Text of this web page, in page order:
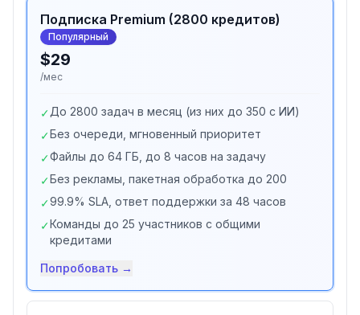
Подписка Premium (2800 кредитов)
Популярный
$29
/мес
✓До 2800 задач в месяц (из них до 350 с ИИ)
✓Без очереди, мгновенный приоритет
✓Файлы до 64 ГБ, до 8 часов на задачу
✓Без рекламы, пакетная обработка до 200
✓99.9% SLA, ответ поддержки за 48 часов
✓Команды до 25 участников с общими
кредитами
Попробовать →